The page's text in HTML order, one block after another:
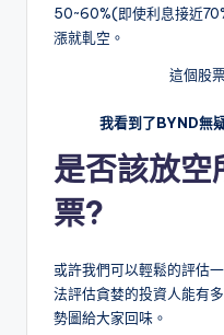
50~60%(即使利息接近
漲就軋空。
這個股
我看到了BYND無
是否該放空
票?
或許我們可以輕鬆的評估
法評估貪婪的投資人能有
勢圖給大家回味。